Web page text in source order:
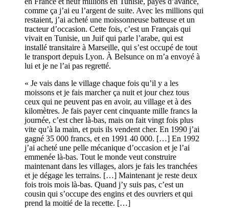
comme ça j’ai eu l’argent de suite. Avec les millions qui
restaient, j’ai acheté une moissonneuse batteuse et un
tracteur d’occasion. Cette fois, c’est un Français qui
vivait en Tunisie, un Juif qui parle l’arabe, qui est
installé transitaire à Marseille, qui s’est occupé de tout
le transport depuis Lyon. À Belsunce on m’a envoyé à
lui et je ne l’ai pas regretté.
« Je vais dans le village chaque fois qu’il y a les
moissons et je fais marcher ça nuit et jour chez tous
ceux qui ne peuvent pas en avoir, au village et à des
kilomètres. Je fais payer cent cinquante mille francs la
journée, c’est cher là-bas, mais on fait vingt fois plus
vite qu’à la main, et puis ils vendent cher. En 1990 j’ai
gagné 35 000 francs, et en 1991 40 000. […] En 1992
j’ai acheté une pelle mécanique d’occasion et je l’ai
emmenée là-bas. Tout le monde veut construire
maintenant dans les villages, alors je fais les tranchées
et je dégage les terrains. […] Maintenant je reste deux
fois trois mois là-bas. Quand j’y suis pas, c’est un
cousin qui s’occupe des engins et des ouvriers et qui
prend la moitié de la recette. […]